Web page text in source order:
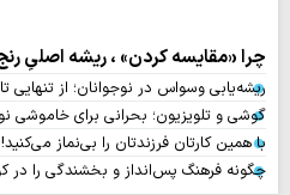
چرا «مقایسه کردن» ، ریشه اصلیِ
ریشه‌یابی وسواس در نوجوانان؛ از تنهایی
گوشی و تلویزیون؛ بحرانی برای خاموشی
با همین کارتان فرزندتان را بی‌نماز می‌کنید!
چگونه فرهنگ پس‌انداز و بخشندگی را در